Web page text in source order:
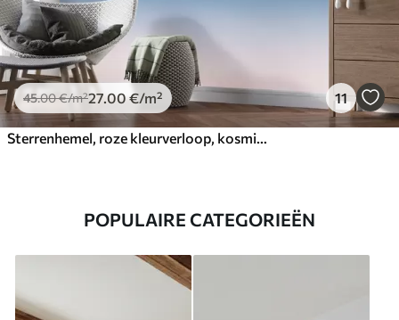
45.00€/m²27.00€/m² 11
POPULAIRE CATEGORIEËN